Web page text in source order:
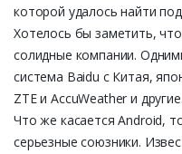
которой удалось найти
Хотелось бы заметить,
солидные компании.
система Baidu с Китая,
ZTE и AccuWeather и другие.
Что же касается Android,
серьезные союзники.